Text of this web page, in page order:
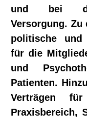
und bei der
Versorgung. Zu
politische und
für die
und
Patienten.
Verträgen
Praxisbereich,